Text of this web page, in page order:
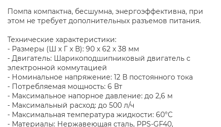
Помпа компактна, бесшумна, энергоэффективна, при
этом не требует дополнительных разъемов питания.
Технические характеристики:
- Размеры (Ш x Г x В): 90 x 62 x 38 мм
- Двигатель: Шарикоподшипниковый двигатель с
электронной коммутацией
- Номинальное напряжение: 12 В постоянного тока
- Потребляемая мощность: 6 Вт
- Максимальное напорное давление: до 2,6 м
- Максимальный расход: до 500 л/ч
- Максимальная температура жидкости: 60°C
- Материалы: Нержавеющая сталь, PPS-GF40,